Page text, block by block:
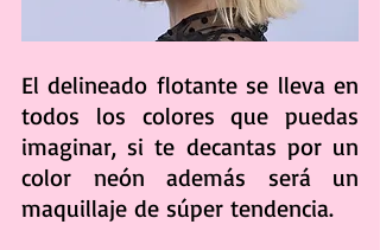
El delineado flotante se lleva en
todos los colores que puedas
imaginar, si te decantas por un
color neón además será un
maquillaje de súper tendencia.